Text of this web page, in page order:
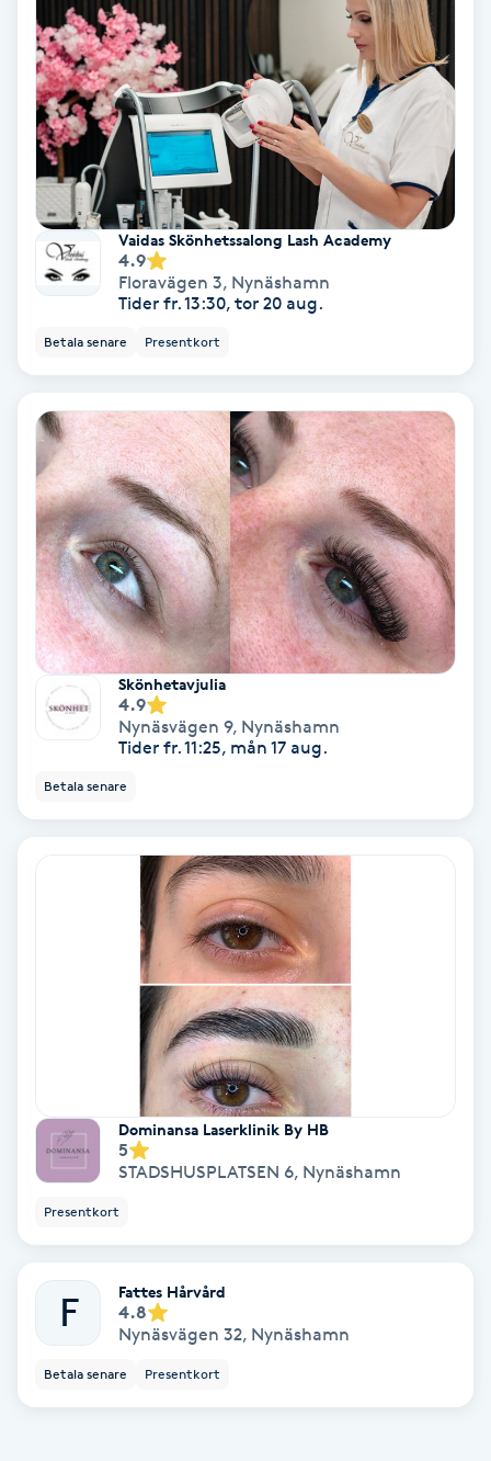
Ansiktsbehandling djuprengörande
Babylights
Balayage
Bambumassage
Barber
BIAB
Blowout
Bottenfärg
Brynformning
Brynfärgning
Brynplockning
Bröllopsuppsättning
Celluliter
Color correction
Damklippning
Dermapen
Vaidas Skönhetssalong Lash Academy
4.9
Floravägen 3, Nynäshamn
Tider fr. 13:30, tor 20 aug.
Betala senare Presentkort
Skönhetavjulia
4.9
Nynäsvägen 9, Nynäshamn
Tider fr. 11:25, mån 17 aug.
Betala senare
Dominansa Laserklinik By HB
5
STADSHUSPLATSEN 6, Nynäshamn
Presentkort
F Fattes Hårvård
4.8
Nynäsvägen 32, Nynäshamn
Betala senare Presentkort